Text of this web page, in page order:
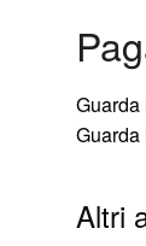
Altri